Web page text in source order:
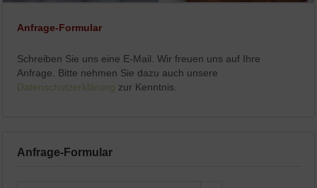
Anfrage-Formular
Schreiben Sie uns eine E-Mail. Wir freuen uns auf Ihre
Anfrage. Bitte nehmen Sie dazu auch unsere
Datenschutzerklärung zur Kenntnis.
Anfrage-Formular